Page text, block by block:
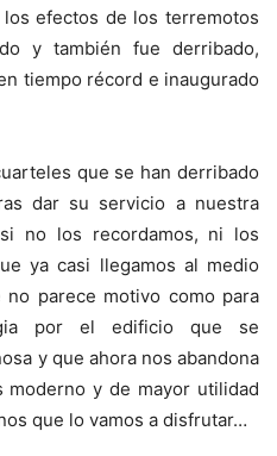
efectos de los terremotos
y también fue derribado,
tiempo récord e inaugurado
que se han derribado
dar su servicio a nuestra
no los recordamos, ni los
ya casi llegamos al medio
parece motivo como para
por el edificio que se
y que ahora nos abandona
moderno y de mayor utilidad
que lo vamos a disfrutar…